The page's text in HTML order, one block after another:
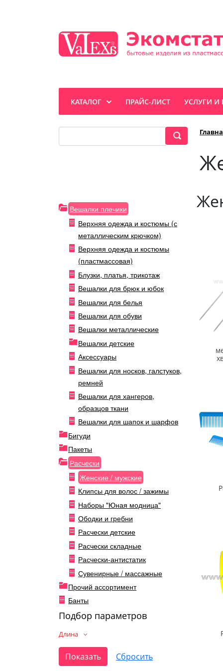
КАТАЛОГ ПРАЙС-ЛИСТ УСЛУГИ И
Вешалки плечики
Верхняя одежда и костюмы (с
металлическим крючком)
Верхняя одежда и костюмы
(пластмассовая)
Блузки, платья, трикотаж
Вешалки для брюк и юбок
Вешалки для белья
Вешалки для обуви
Вешалки металлические
Вешалки детские
Аксессуары
Вешалки для носков, галстуков,
ремней
Вешалки для хангеров,
образцов ткани
Вешалки для шапок и шарфов
Бигуди
Пакеты
Расчески
Женские / мужские
Клипсы для волос / зажимы
Наборы "Юная модница"
Ободки и гребни
Расчески детские
Расчески складные
Расчески-антистатик
Сувенирные / массажные
Прочий ассортимент
Банты
Подбор параметров
Длина